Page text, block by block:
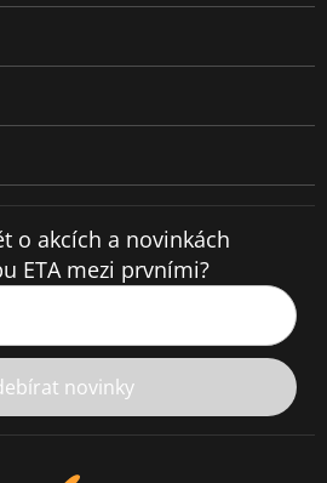
o akcích a novinkách
ETA mezi prvními?
novinky